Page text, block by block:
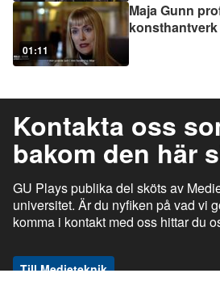
01:11
Maja Gunn
konsthantverk
Kontakta oss
bakom den här
GU Plays publika del sköts av
universitet. Är du nyfiken på vad vi
komma i kontakt med oss hittar du
Till Medieteknik